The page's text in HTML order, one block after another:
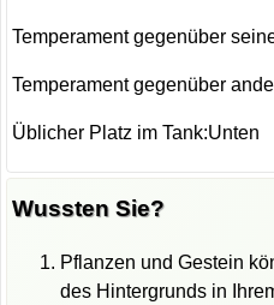
Temperament gegenüber
Temperament gegenüber
Üblicher Platz im Tank:Unten
Wussten Sie?
Pflanzen und Gestein
des Hintergrunds in